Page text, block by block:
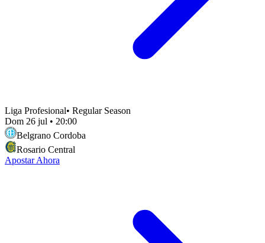
Liga Profesional• Regular Season
Dom 26 jul • 20:00
Belgrano Cordoba
Rosario Central
Apostar Ahora